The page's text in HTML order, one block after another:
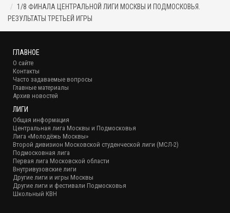
1/8 ФИНАЛА ЦЕНТРАЛЬНОЙ ЛИГИ МОСКВЫ И ПОДМОСКОВЬЯ.
РЕЗУЛЬТАТЫ ТРЕТЬЕЙ ИГРЫ
ГЛАВНОЕ
О сайте
Контакты
Часто задаваемые вопросы
Главные материалы
Архив новостей
ЛИГИ
Общая информация
Центральная лига Москвы и Подмосковья
Лига «Молодёжь Москвы»
Второй дивизион Московской студенческой лиги (МСЛ-2)
Подмосковная лига
Первая лига Московской области
Внутривузовские лиги
Другие лиги и игры Москвы
Другие лиги и фестивали Подмосковья
Школьный КВН